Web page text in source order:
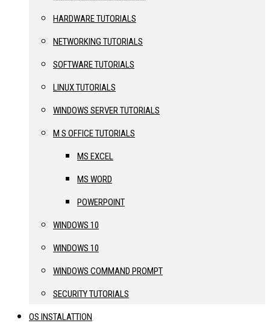
HARDWARE TUTORIALS
NETWORKING TUTORIALS
SOFTWARE TUTORIALS
LINUX TUTORIALS
WINDOWS SERVER TUTORIALS
M S OFFICE TUTORIALS
MS EXCEL
MS WORD
POWERPOINT
WINDOWS 10
WINDOWS 10
WINDOWS COMMAND PROMPT
SECURITY TUTORIALS
OS INSTALATTION